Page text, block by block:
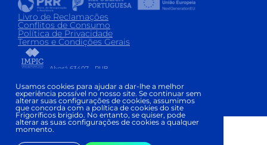
Livro de Reclamações
Conflitos de Consumo
Política de Privacidade
Termos e Condições Gerais
Alvará 63407 - PUB
Copyright © FRIGORÍFICOS BRIGIDO 2026 |
Development and Design:
Usamos cookies para ajudar a dar-lhe a melhor
experiência possível no nosso site. Se continuar sem
alterar suas configurações de cookies, assumimos
que concorda com a política de cookies do site
Frigoríficos brigido. No entanto, se quiser, pode
alterar as suas configurações de cookies a qualquer
momento.